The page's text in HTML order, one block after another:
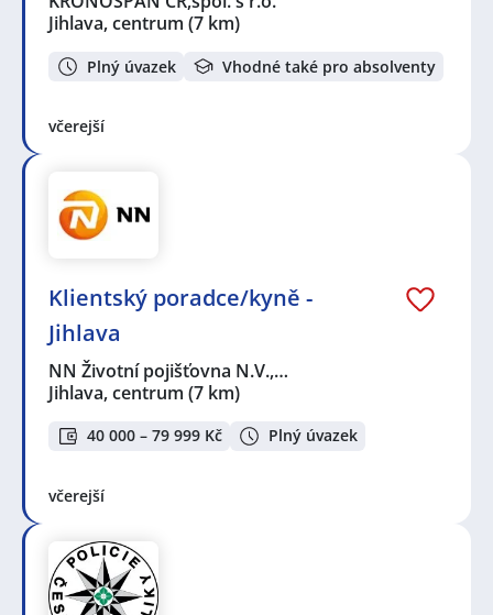
Jihlava, centrum (7 km)
Plný úvazek Vhodné také pro absolventy
včerejší
Klientský poradce/kyně -
Jihlava
NN Životní pojišťovna N.V.,…
Jihlava, centrum (7 km)
40 000 – 79 999 Kč Plný úvazek
včerejší